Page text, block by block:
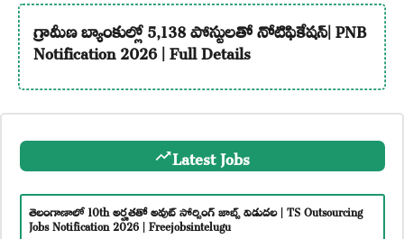
గ్రామీణ బ్యాంకుల్లో 5,138 పోస్టులతో నోటిఫికేషన్| PNB
Notification 2026 | Full Details
Latest Jobs
తెలంగాణాలో 10th అర్హతతో అవుట్ సోర్సింగ్ జాబ్స్ విడుదల | TS Outsourcing
Jobs Notification 2026 | Freejobsintelugu